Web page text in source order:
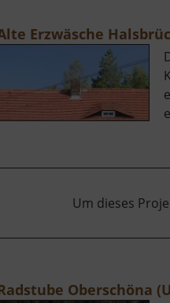
Erzwäsche
Um dieses
Oberschöna